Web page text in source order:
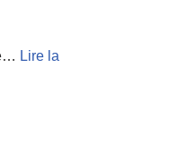
Lire la